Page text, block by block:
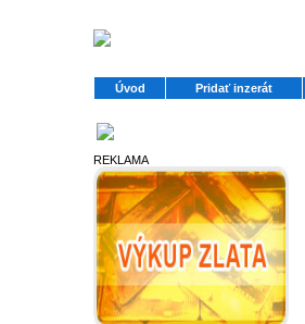
Úvod Pridať inzerát
REKLAMA